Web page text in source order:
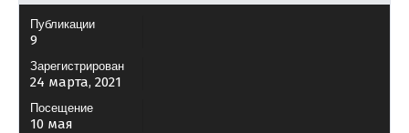
Публикации
9
Зарегистрирован
24 марта, 2021
Посещение
10 мая